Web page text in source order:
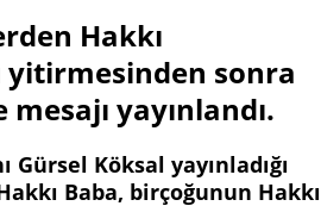
Hakkı
yitirmesinden sonra
yayınlandı.
Köksal yayınladığı
Baba, birçoğunun Hakkı